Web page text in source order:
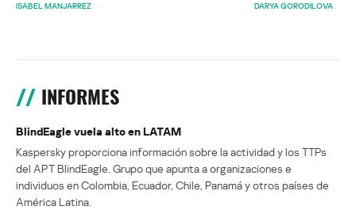
ISABEL MANJARREZ
DARYA GORODILOVA
INFORMES
BlindEagle vuela alto en LATAM
Kaspersky proporciona información sobre la actividad y los TTPs
del APT BlindEagle. Grupo que apunta a organizaciones e
individuos en Colombia, Ecuador, Chile, Panamá y otros países de
América Latina.